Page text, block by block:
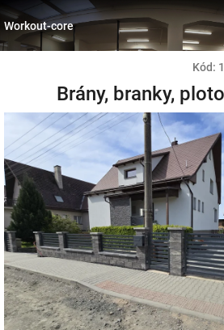
naWorkout-core
Kód:
Brány, branky,